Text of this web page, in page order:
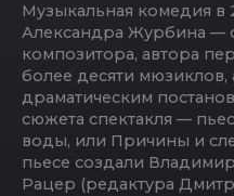
Музыкальная комедия в
Александра Журбина —
композитора, автора
более десяти мюзиклов,
драматическим
сюжета спектакля —
воды, или Причины и
пьесе создали
Рацер (редактура